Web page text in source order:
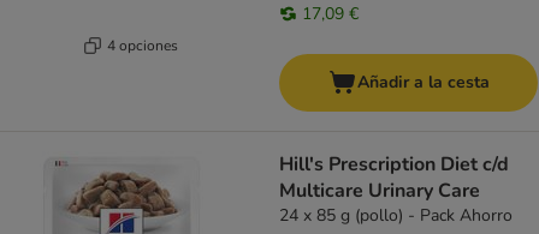
4 opciones
17,09 €
Añadir a la cesta
Hill's Prescription Diet c/d
Multicare Urinary Care
24 x 85 g (pollo) - Pack Ahorro